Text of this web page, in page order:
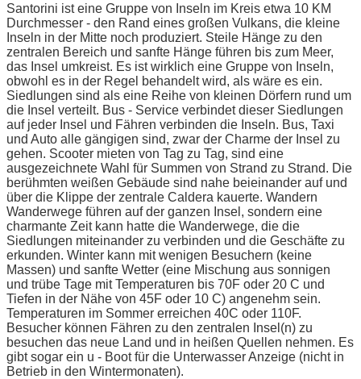
Santorini ist eine Gruppe von Inseln im Kreis etwa 10 KM
Durchmesser - den Rand eines großen Vulkans, die kleine
Inseln in der Mitte noch produziert. Steile Hänge zu den
zentralen Bereich und sanfte Hänge führen bis zum Meer,
das Insel umkreist. Es ist wirklich eine Gruppe von Inseln,
obwohl es in der Regel behandelt wird, als wäre es ein.
Siedlungen sind als eine Reihe von kleinen Dörfern rund um
die Insel verteilt. Bus - Service verbindet dieser Siedlungen
auf jeder Insel und Fähren verbinden die Inseln. Bus, Taxi
und Auto alle gängigen sind, zwar der Charme der Insel zu
gehen. Scooter mieten von Tag zu Tag, sind eine
ausgezeichnete Wahl für Summen von Strand zu Strand. Die
berühmten weißen Gebäude sind nahe beieinander auf und
über die Klippe der zentrale Caldera kauerte. Wandern
Wanderwege führen auf der ganzen Insel, sondern eine
charmante Zeit kann hatte die Wanderwege, die die
Siedlungen miteinander zu verbinden und die Geschäfte zu
erkunden. Winter kann mit wenigen Besuchern (keine
Massen) und sanfte Wetter (eine Mischung aus sonnigen
und trübe Tage mit Temperaturen bis 70F oder 20 C und
Tiefen in der Nähe von 45F oder 10 C) angenehm sein.
Temperaturen im Sommer erreichen 40C oder 110F.
Besucher können Fähren zu den zentralen Insel(n) zu
besuchen das neue Land und in heißen Quellen nehmen. Es
gibt sogar ein u - Boot für die Unterwasser Anzeige (nicht in
Betrieb in den Wintermonaten).